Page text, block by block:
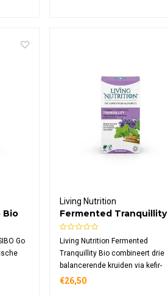
Bio
Go
Living Nutrition
Fermented Tranquillity
Bio
Living Nutrition Fermented
Tranquillity Bio combineert drie
balancerende kruiden via kefir-
kombucha fermentatie. Deze
€26,50